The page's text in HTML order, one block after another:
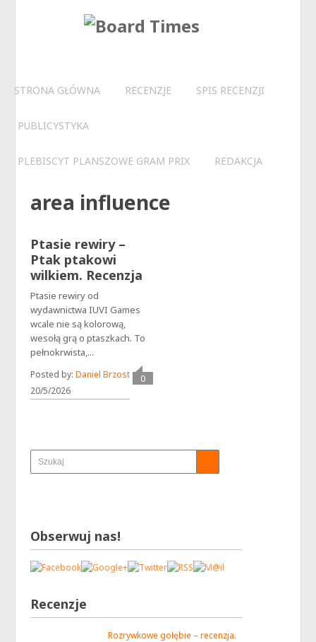
STRONA GŁÓWNA RECENZJE SPIS RECENZJI
PUBLICYSTYKA
PLEBISCYT PLANSZOWE GRAM PRIX REDAKCJA
area influence
Ptasie rewiry –
Ptak ptakowi
wilkiem. Recenzja
Ptasie rewiry od
wydawnictwa IUVI Games
wcale nie są kolorową,
wesołą grą o ptaszkach. To
pełnokrwista,...
Posted by: Daniel Brzost
20/5/2026
0
Obserwuj nas!
Recenzje
Rozrywkowe gołębie – recenzja.